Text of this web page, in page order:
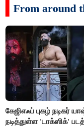
From around
கேஜிஎஃப் புகழ் நடிகர்
நடித்துள்ள 'டாக்‌ஸிக்'